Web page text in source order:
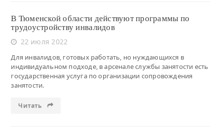
В Тюменской области действуют программы по
трудоустройству инвалидов
22 июля 2022
Для инвалидов, готовых работать, но нуждающихся в
индивидуальном подходе, в арсенале службы занятости есть
государственная услуга по организации сопровождения
занятости.
Читать